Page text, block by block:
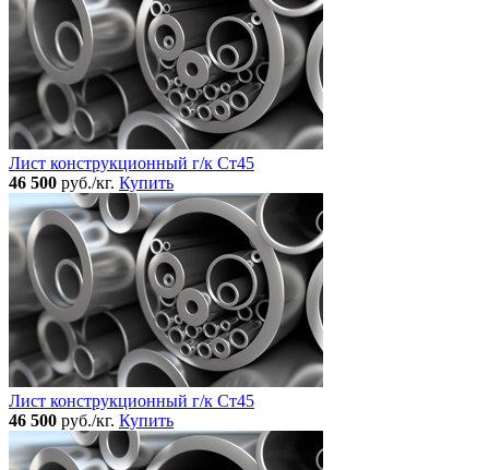
Лист конструкционный г/к Ст45
46 500 руб./кг. Купить
Лист конструкционный г/к Ст45
46 500 руб./кг. Купить